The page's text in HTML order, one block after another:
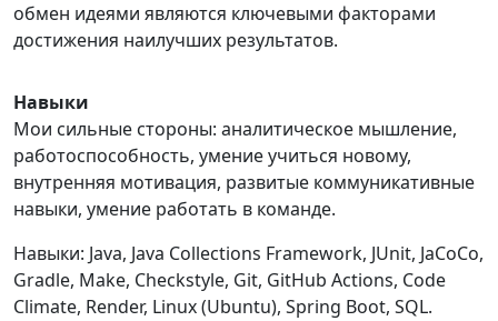
обмен идеями являются ключевыми факторами
достижения наилучших результатов.
Навыки
Мои сильные стороны: аналитическое мышление,
работоспособность, умение учиться новому,
внутренняя мотивация, развитые коммуникативные
навыки, умение работать в команде.
Навыки: Java, Java Collections Framework, JUnit, JaCoCo,
Gradle, Make, Checkstyle, Git, GitHub Actions, Code
Climate, Render, Linux (Ubuntu), Spring Boot, SQL.